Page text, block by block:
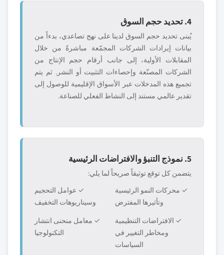
4. تحديد حجم السوق
يُبنى تحديد حجم السوق لدينا على نهج تصاعدي، بدءاً من
بيانات إيرادات الشركات المجمّعة مباشرةً من خلال
المقابلات الأولية، إلى جانب أرقام حجم الإنتاج من
الشركات المصنّعة وإحصاءات التثبيت أو النشر. ثم يتم
تجميع هذه المدخلات عبر الأسواق الإقليمية للوصول إلى
تقدير عالمي مستند إلى النشاط الفعلي للصناعة.
5. نموذج التنبؤ والافتراضات الرئيسية
يتضمن كل توقع توثيقاً صريحاً لما يلي:
✓ محركات النمو الرئيسية
وتأثيرها المفترض
✓ عوامل التحجيم
وسيناريوهات التخفيف
✓ الافتراضات التنظيمية
ومخاطر التغيير في
السياسات
✓ معامل منحنى انتشار
التكنولوجيا